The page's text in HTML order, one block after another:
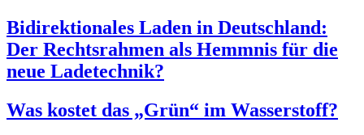
Bidirektionales Laden in Deutschland:
Der Rechtsrahmen als Hemmnis für die
neue Ladetechnik?
Was kostet das „Grün“ im Wasserstoff?